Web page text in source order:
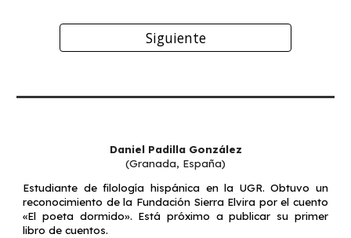
Siguiente
Daniel Padilla González
(Granada, España)
Estudiante de filología hispánica en la UGR. Obtuvo un
reconocimiento de la Fundación Sierra Elvira por el cuento
«El poeta dormido». Está próximo a publicar su primer
libro de cuentos.